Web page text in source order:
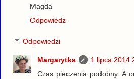
Magda
Odpowiedz
Odpowiedzi
Margarytka
1 lipca 2014
Czas pieczenia podobny. A